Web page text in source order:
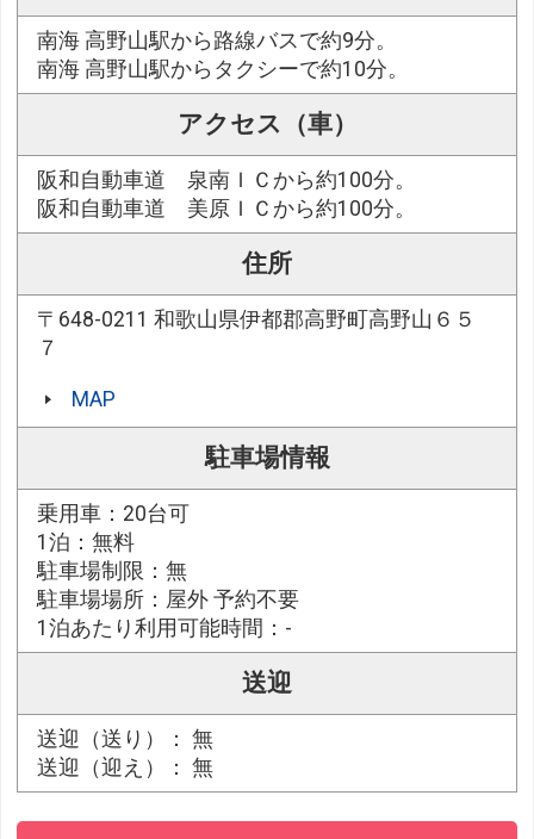
南海 高野山駅から路線バスで約9分。
南海 高野山駅からタクシーで約10分。
アクセス（車）
阪和自動車道 泉南ＩＣから約100分。
阪和自動車道 美原ＩＣから約100分。
住所
〒648-0211 和歌山県伊都郡高野町高野山６５
７
MAP
駐車場情報
乗用車：20台可
1泊：無料
駐車場制限：無
駐車場場所：屋外 予約不要
1泊あたり利用可能時間：-
送迎
送迎（送り）： 無
送迎（迎え）： 無